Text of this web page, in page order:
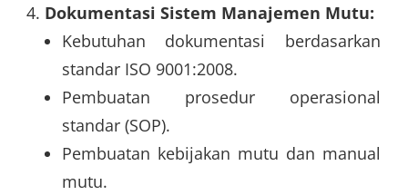
Dokumentasi Sistem Manajemen Mutu:
Kebutuhan dokumentasi berdasarkan
standar ISO 9001:2008.
Pembuatan prosedur operasional
standar (SOP).
Pembuatan kebijakan mutu dan manual
mutu.